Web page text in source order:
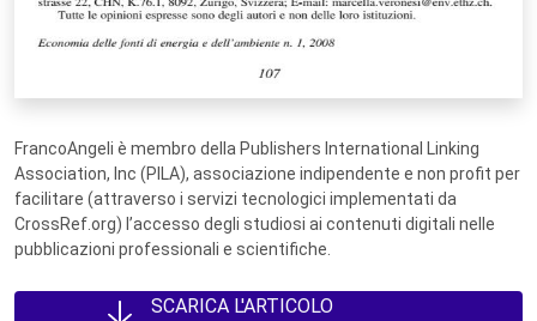
FrancoAngeli è membro della Publishers International Linking
Association, Inc (PILA), associazione indipendente e non profit per
facilitare (attraverso i servizi tecnologici implementati da
CrossRef.org) l’accesso degli studiosi ai contenuti digitali nelle
pubblicazioni professionali e scientifiche.
SCARICA L'ARTICOLO